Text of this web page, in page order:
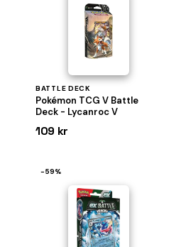
BATTLE DECK
Pokémon TCG V Battle
Deck - Lycanroc V
109 kr
−59%